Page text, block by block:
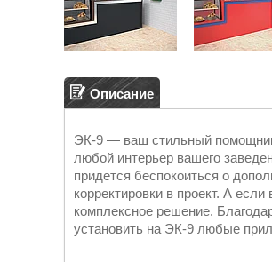
Описание
ЭК-9 — ваш стильный
любой интерьер вашего
придется беспокоиться о
корректировки в проект. А
комплексное решение.
установить на ЭК-9 любые